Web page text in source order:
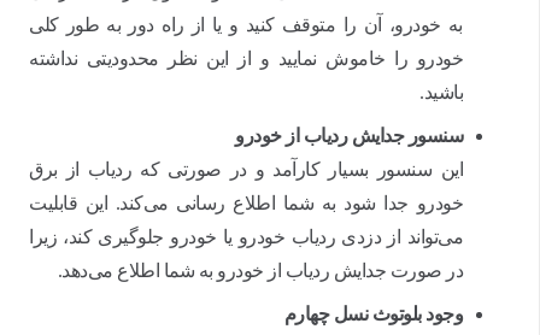
به خودرو، آن را متوقف کنید و یا از راه دور به طور کلی
خودرو را خاموش نمایید و از این نظر محدودیتی نداشته
باشید.
سنسور جدایش ردیاب از خودرو
این سنسور بسیار کارآمد و در صورتی که ردیاب از برق
خودرو جدا شود به شما اطلاع رسانی می‌کند. این قابلیت
می‌تواند از دزدی ردیاب خودرو یا خودرو جلوگیری کند، زیرا
در صورت جدایش ردیاب از خودرو به شما اطلاع می‌دهد.
وجود بلوتوث نسل چهارم